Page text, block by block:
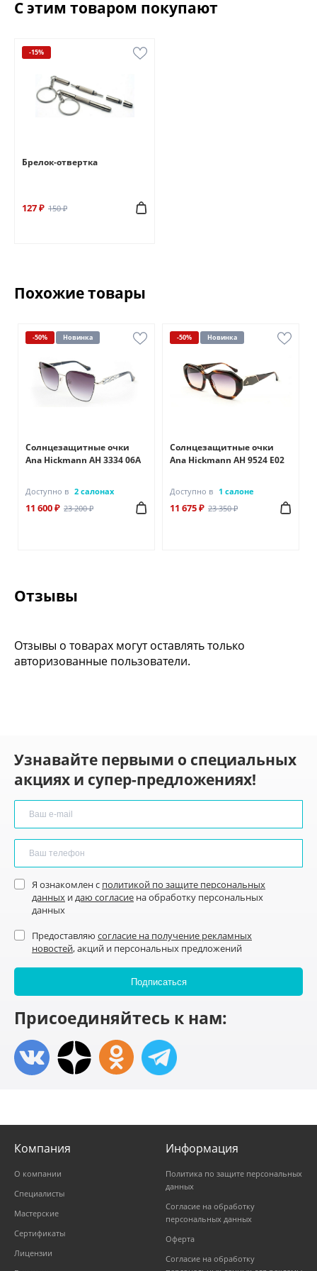
С этим товаром покупают
-15%
Брелок-отвертка
127 ₽ 150 ₽
Похожие товары
-50% Новинка
Солнцезащитные очки
Ana Hickmann AH 3334 06A
Доступно в 2 салонах
11 600 ₽ 23 200 ₽
-50% Новинка
Солнцезащитные очки
Ana Hickmann AH 9524 E02
Доступно в 1 салоне
11 675 ₽ 23 350 ₽
Отзывы
Отзывы о товарах могут оставлять только
авторизованные пользователи.
Узнавайте первыми о специальных
акциях и супер-предложениях!
Я ознакомлен с политикой по защите персональных
данных идаю согласие на обработку персональных
данных
Предоставляю согласие на получение рекламных
новостей, акций и персональных предложений
Присоединяйтесь к нам:
Компания
О компании
Специалисты
Мастерские
Сертификаты
Лицензии
Информация
Политика по защите персональных
данных
Согласие на обработку
персональных данных
Оферта
Согласие на обработку